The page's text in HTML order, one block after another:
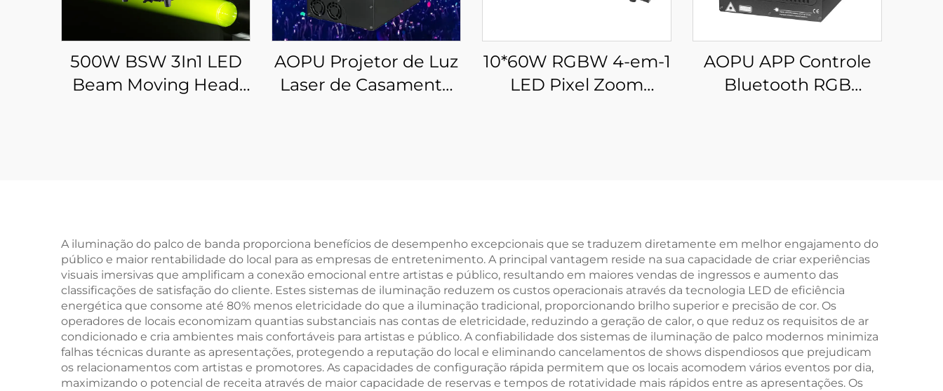
500W BSW 3In1 LED
Beam Moving Head
AOPU Projetor de Luz
Laser de Casamento
10*60W RGBW 4-em-1
LED Pixel Zoom
AOPU APP Controle
Bluetooth RGB
A iluminação do palco de banda proporciona benefícios de desempenho excepcionais que se traduzem diretamente em melhor engajamento do
público e maior rentabilidade do local para as empresas de entretenimento. A principal vantagem reside na sua capacidade de criar experiências
visuais imersivas que amplificam a conexão emocional entre artistas e público, resultando em maiores vendas de ingressos e aumento das
classificações de satisfação do cliente. Estes sistemas de iluminação reduzem os custos operacionais através da tecnologia LED de eficiência
energética que consome até 80% menos eletricidade do que a iluminação tradicional, proporcionando brilho superior e precisão de cor. Os
operadores de locais economizam quantias substanciais nas contas de eletricidade, reduzindo a geração de calor, o que reduz os requisitos de ar
condicionado e cria ambientes mais confortáveis para artistas e público. A confiabilidade dos sistemas de iluminação de palco modernos minimiza
falhas técnicas durante as apresentações, protegendo a reputação do local e eliminando cancelamentos de shows dispendiosos que prejudicam
os relacionamentos com artistas e promotores. As capacidades de configuração rápida permitem que os locais acomodem vários eventos por dia,
maximizando o potencial de receita através de maior capacidade de reservas e tempos de rotatividade mais rápidos entre as apresentações. Os